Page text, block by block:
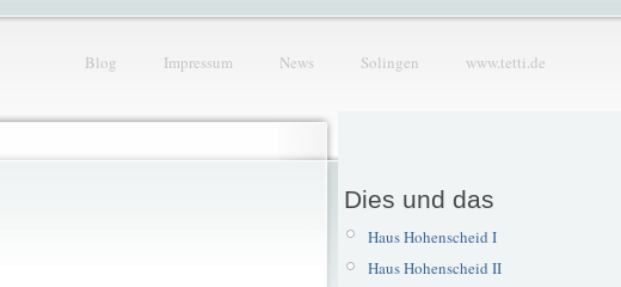
Blog Impressum News Solingen www.tetti.de
Dies und das
Haus Hohenscheid I
Haus Hohenscheid II